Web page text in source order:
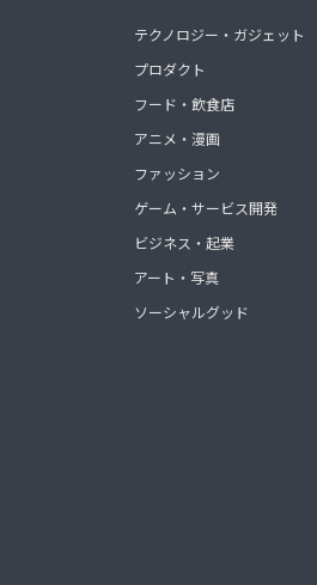
テクノロジー・ガジェット
プロダクト
フード・飲食店
アニメ・漫画
ファッション
ゲーム・サービス開発
ビジネス・起業
アート・写真
ソーシャルグッド